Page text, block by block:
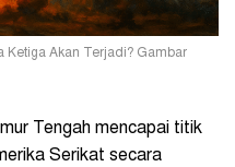
Ketiga Akan Terjadi? Gambar
Tengah mencapai titik
Serikat secara